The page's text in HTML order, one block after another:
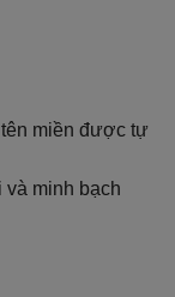
miền được tự
và minh bạch